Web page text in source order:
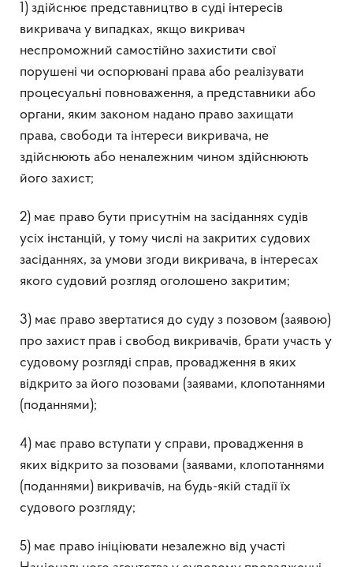
1) здійснює представництво в суді інтересів
викривача у випадках, якщо викривач
неспроможний самостійно захистити свої
порушені чи оспорювані права або реалізувати
процесуальні повноваження, а представники або
органи, яким законом надано право захищати
права, свободи та інтереси викривача, не
здійснюють або неналежним чином здійснюють
його захист;
2) має право бути присутнім на засіданнях судів
усіх інстанцій, у тому числі на закритих судових
засіданнях, за умови згоди викривача, в інтересах
якого судовий розгляд оголошено закритим;
3) має право звертатися до суду з позовом (заявою)
про захист прав і свобод викривачів, брати участь у
судовому розгляді справ, провадження в яких
відкрито за його позовами (заявами, клопотаннями
(поданнями);
4) має право вступати у справи, провадження в
яких відкрито за позовами (заявами, клопотаннями
(поданнями) викривачів, на будь-якій стадії їх
судового розгляду;
5) має право ініціювати незалежно від участі